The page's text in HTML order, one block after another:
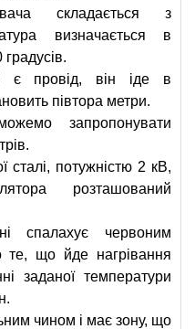
складається з
визначається в
є провід, він іде в
півтора метри.
запропонувати
сталі, потужністю 2 кВ,
розташований
спалахує червоним
те, що йде нагрівання
заданої температури
чином і має зону, що